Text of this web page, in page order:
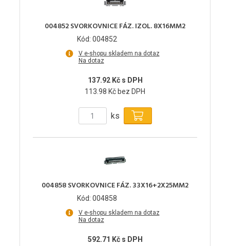
004852 SVORKOVNICE FÁZ. IZOL. 8X16MM2
Kód: 004852
V e-shopu skladem na dotaz
Na dotaz
137.92 Kč s DPH
113.98 Kč bez DPH
ks
004858 SVORKOVNICE FÁZ. 33X16+2X25MM2
Kód: 004858
V e-shopu skladem na dotaz
Na dotaz
592.71 Kč s DPH